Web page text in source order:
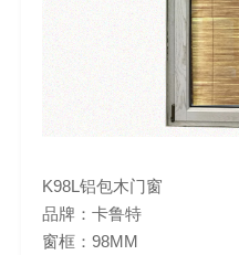
K98L铝包木门窗
品牌：卡鲁特
窗框：98MM